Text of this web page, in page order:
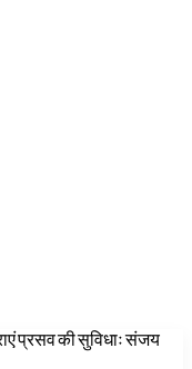
प्रसव की सुविधाः संजय